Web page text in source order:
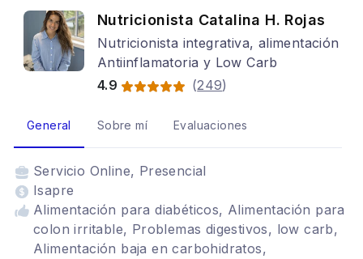
Nutricionista Catalina H. Rojas
Nutricionista integrativa, alimentación
Antiinflamatoria y Low Carb
4.9
(249)
General Sobre mí Evaluaciones
Servicio Online, Presencial
Isapre
Alimentación para diabéticos, Alimentación para
colon irritable, Problemas digestivos, low carb,
Alimentación baja en carbohidratos,